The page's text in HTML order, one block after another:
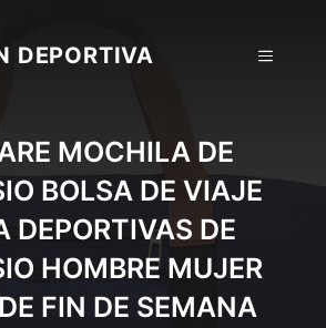
DEPORTIVA MENU
MOCHILA DE
BOLSA DE VIAJE
DEPORTIVAS DE
HOMBRE MUJER
FIN DE SEMANA